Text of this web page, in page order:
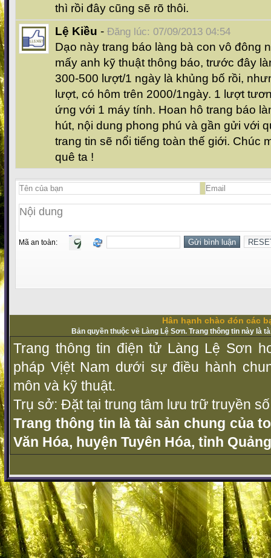
thì rồi đây cũng sẽ rõ thôi.
Lệ Kiều - Đăng lúc: 07/09/2013 04:54
Dạo này trang báo làng bà con vô đông
mấy anh kỹ thuật thông báo, trước đây
300-500 lượt/1 ngày là khủng bố rồi,
lượt, có hôm trên 2000/1ngày. 1 lượt
ứng với 1 máy tính. Hoan hô trang báo
hút, nội dung phong phú và gần gửi với
trang tin sẽ nổi tiếng toàn thế giới. Chúc
quê ta !
Mã an toàn:
Hân hạnh chào đón các
Bản quyền thuộc về Làng Lệ Sơn. Trang thông tin này là
Trang thông tin điện tử Làng Lệ Sơn
pháp Vịệt Nam dưới sự điều hành
môn và kỹ thuật.
Trụ sở: Đặt tại trung tâm lưu trữ truyền
Trang thông tin là tài sản chung của
Văn Hóa, huyện Tuyên Hóa, tỉnh